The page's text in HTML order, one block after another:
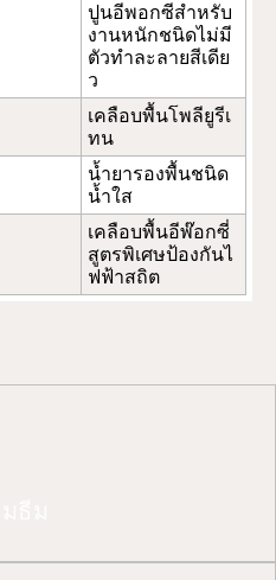
ปูนอีพอกซีสำหรับ
งานหนักชนิดไม่มี
ตัวทำละลายสีเดีย
ว
เคลือบพื้นโพลียูรีเ
ทน
น้ำยารองพื้นชนิด
น้ำใส
เคลือบพื้นอีพ๊อกซี่
สูตรพิเศษป้องกันไ
ฟฟ้าสถิต